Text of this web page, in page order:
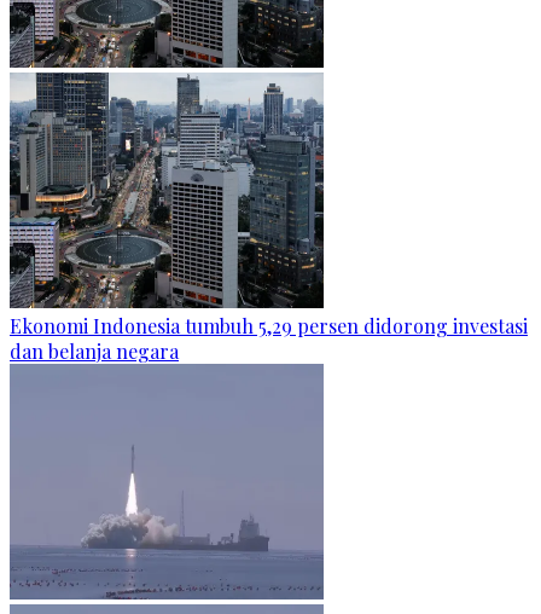
Ekonomi Indonesia tumbuh 5,29 persen didorong investasi
dan belanja negara